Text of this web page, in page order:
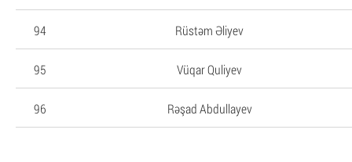
94 Rüstəm Əliyev
95 Vüqar Quliyev
96 Rəşad Abdullayev